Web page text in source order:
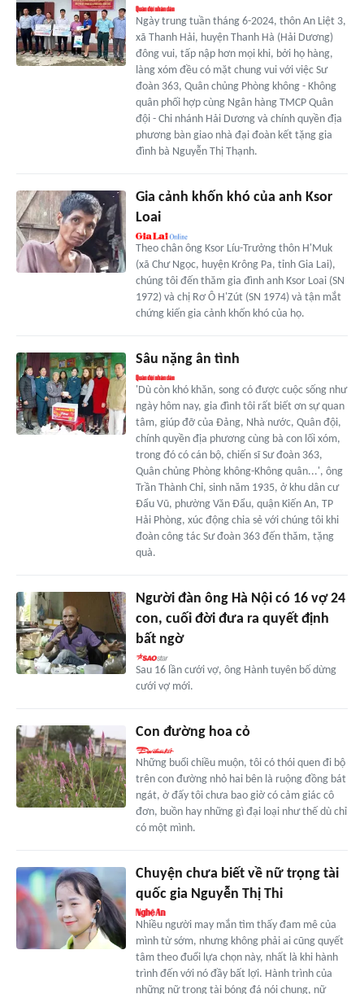
Ngày trung tuần tháng 6-2024, thôn An Liệt 3,
xã Thanh Hải, huyện Thanh Hà (Hải Dương)
đông vui, tấp nập hơn mọi khi, bởi họ hàng,
làng xóm đều có mặt chung vui với việc Sư
đoàn 363, Quân chủng Phòng không - Không
quân phối hợp cùng Ngân hàng TMCP Quân
đội - Chi nhánh Hải Dương và chính quyền địa
phương bàn giao nhà đại đoàn kết tặng gia
đình bà Nguyễn Thị Thạnh.
Gia cảnh khốn khó của anh Ksor
Loai
Theo chân ông Ksor Líu-Trưởng thôn H'Muk
(xã Chư Ngọc, huyện Krông Pa, tỉnh Gia Lai),
chúng tôi đến thăm gia đình anh Ksor Loai (SN
1972) và chị Rơ Ô H'Zút (SN 1974) và tận mắt
chứng kiến gia cảnh khốn khó của họ.
Sâu nặng ân tình
'Dù còn khó khăn, song có được cuộc sống như
ngày hôm nay, gia đình tôi rất biết ơn sự quan
tâm, giúp đỡ của Đảng, Nhà nước, Quân đội,
chính quyền địa phương cùng bà con lối xóm,
trong đó có cán bộ, chiến sĩ Sư đoàn 363,
Quân chủng Phòng không-Không quân...', ông
Trần Thành Chỉ, sinh năm 1935, ở khu dân cư
Đẩu Vũ, phường Văn Đẩu, quận Kiến An, TP
Hải Phòng, xúc động chia sẻ với chúng tôi khi
đoàn công tác Sư đoàn 363 đến thăm, tặng
quà.
Người đàn ông Hà Nội có 16 vợ 24
con, cuối đời đưa ra quyết định
bất ngờ
Sau 16 lần cưới vợ, ông Hành tuyên bố dừng
cưới vợ mới.
Con đường hoa cỏ
Những buổi chiều muộn, tôi có thói quen đi bộ
trên con đường nhỏ hai bên là ruộng đồng bát
ngát, ở đấy tôi chưa bao giờ có cảm giác cô
đơn, buồn hay những gì đại loại như thế dù chỉ
có một mình.
Chuyện chưa biết về nữ trọng tài
quốc gia Nguyễn Thị Thi
Nhiều người may mắn tìm thấy đam mê của
mình từ sớm, nhưng không phải ai cũng quyết
tâm theo đuổi lựa chọn này, nhất là khi hành
trình đến với nó đầy bất lợi. Hành trình của
những nữ trọng tài bóng đá nói chung, nữ